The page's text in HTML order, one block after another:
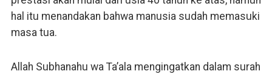
hal itu menandakan bahwa manusia sudah memasuki
masa tua.
Allah Subhanahu wa Ta’ala mengingatkan dalam surah